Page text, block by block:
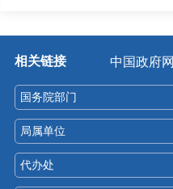
相关链接 中国政府网
国务院部门
局属单位
代办处